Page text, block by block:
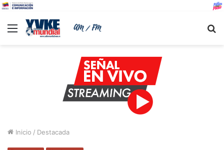
Menu
Inicio / Destacada